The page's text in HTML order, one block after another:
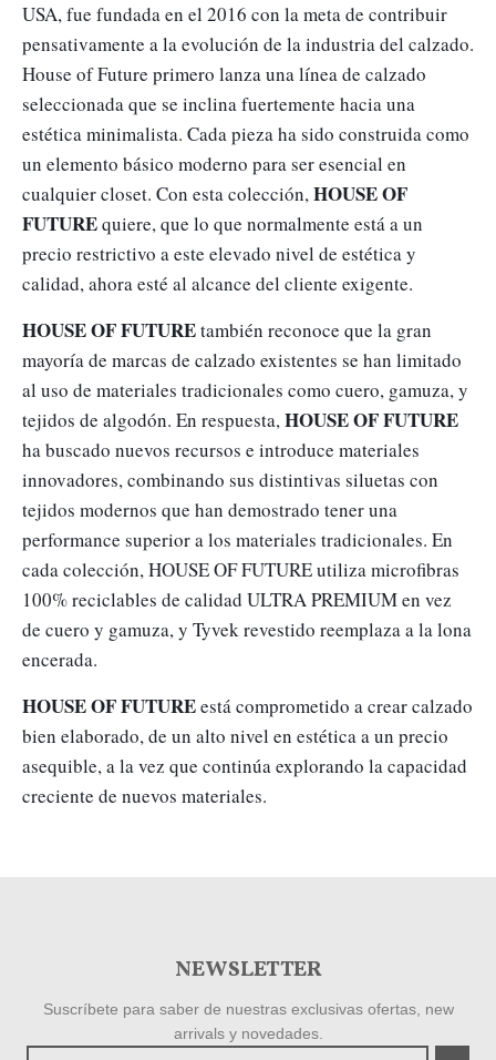
USA, fue fundada en el 2016 con la meta de contribuir
pensativamente a la evolución de la industria del calzado.
House of Future primero lanza una línea de calzado
seleccionada que se inclina fuertemente hacia una
estética minimalista. Cada pieza ha sido construida como
un elemento básico moderno para ser esencial en
cualquier closet. Con esta colección, HOUSE OF
FUTURE quiere, que lo que normalmente está a un
precio restrictivo a este elevado nivel de estética y
calidad, ahora esté al alcance del cliente exigente.
HOUSE OF FUTURE también reconoce que la gran
mayoría de marcas de calzado existentes se han limitado
al uso de materiales tradicionales como cuero, gamuza, y
tejidos de algodón. En respuesta, HOUSE OF FUTURE
ha buscado nuevos recursos e introduce materiales
innovadores, combinando sus distintivas siluetas con
tejidos modernos que han demostrado tener una
performance superior a los materiales tradicionales. En
cada colección, HOUSE OF FUTURE utiliza microfibras
100% reciclables de calidad ULTRA PREMIUM en vez
de cuero y gamuza, y Tyvek revestido reemplaza a la lona
encerada.
HOUSE OF FUTURE está comprometido a crear calzado
bien elaborado, de un alto nivel en estética a un precio
asequible, a la vez que continúa explorando la capacidad
creciente de nuevos materiales.
NEWSLETTER
Suscríbete para saber de nuestras exclusivas ofertas, new
arrivals y novedades.